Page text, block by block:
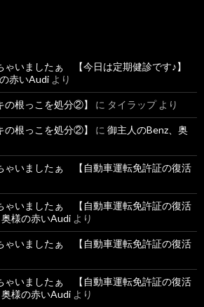
ゃいましたぁ 【今日は定期健診です♪】
赤いAudi より
の根っこを処分②】 に タイラップより
の根っこを処分②】 に 御主人のBenz、奥
ゃいましたぁ 【自動車運転免許証の復活
ゃいましたぁ 【自動車運転免許証の復活
様の赤いAudi より
ゃいましたぁ 【自動車運転免許証の復活
ゃいましたぁ 【自動車運転免許証の復活
様の赤いAudi より